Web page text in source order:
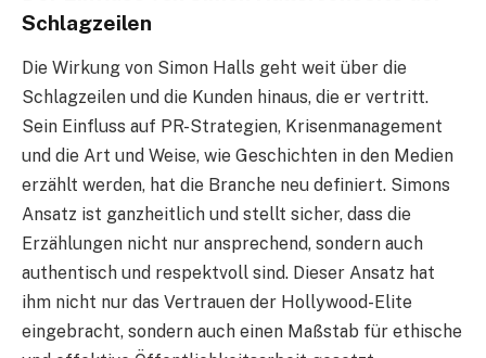
Schlagzeilen
Die Wirkung von Simon Halls geht weit über die
Schlagzeilen und die Kunden hinaus, die er vertritt.
Sein Einfluss auf PR-Strategien, Krisenmanagement
und die Art und Weise, wie Geschichten in den Medien
erzählt werden, hat die Branche neu definiert. Simons
Ansatz ist ganzheitlich und stellt sicher, dass die
Erzählungen nicht nur ansprechend, sondern auch
authentisch und respektvoll sind. Dieser Ansatz hat
ihm nicht nur das Vertrauen der Hollywood-Elite
eingebracht, sondern auch einen Maßstab für ethische